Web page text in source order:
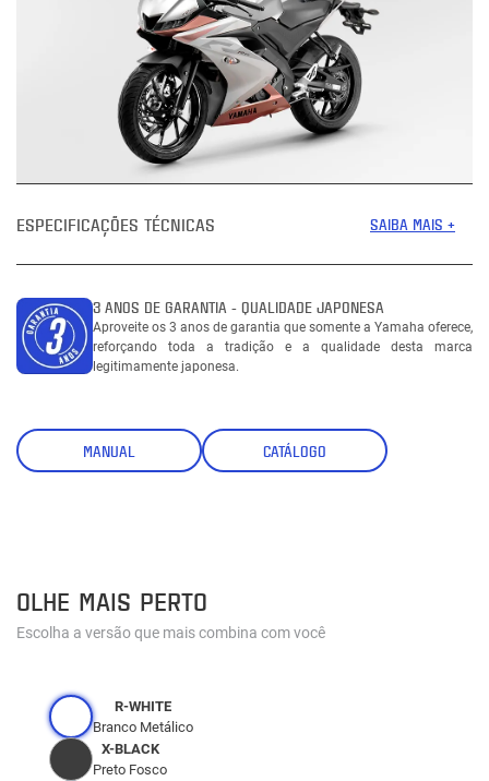
ESPECIFICAÇÕES TÉCNICAS SAIBA MAIS +
3 ANOS DE GARANTIA - QUALIDADE JAPONESA
Aproveite os 3 anos de garantia que somente a Yamaha oferece,
reforçando toda a tradição e a qualidade desta marca
legitimamente japonesa.
MANUAL CATÁLOGO
OLHE MAIS PERTO
Escolha a versão que mais combina com você
R-WHITE
Branco Metálico
X-BLACK
Preto Fosco